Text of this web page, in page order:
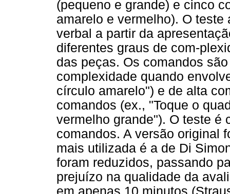
(pequeno e grande) e cinco
amarelo e vermelho). O
verbal a partir da
diferentes graus de com-
das peças. Os comandos
complexidade quando
círculo amarelo") e de alta
comandos (ex., "Toque o
vermelho grande"). O teste é
comandos. A versão original
mais utilizada é a de Di
foram reduzidos, passando
prejuízo na qualidade da